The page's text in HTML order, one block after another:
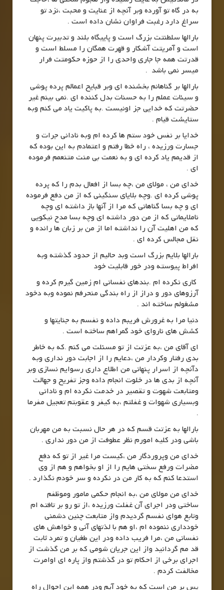
به در گاه تو آورده وبر آنچه از عنایت و محبت ،نزد تو
سراغ دارد رغبت فراوان نشان داده است .
بارالها سلطنتت بزرگ است و پاییگاه بلند و تدبیرت پنهان
است و آمریتت آشکار و قهرت همگان را مسلط است و
قدرتت همه جا جاری واحدی را از حوزه حکومتت فرار
میسر نمی باشد .
بارالها بر گناهانم بخشنده ای وبر قبایح اعمالم پرده پوشی
و سیئات عملم را به حسنات بدل کننده ای .نمی بینم غیر
حضرتت که خدایی جز اونیست .به پاکیت یاد می کنم وبه
ستایشت قیام .
خدایا بر نفس خود ستم ها کرده ام وبه نادانی جرات و
جسارت ورزیده ، راه خطا رفتم و اعتمادم به این بوده که
از قدیمم یاد کرده ای و به نعمت بی منت متنعمم فرموده
ای .
خدای من ، مولای من ،چه بسا از افعال بدم را که پرده
پوشی کرده ای .وچه بلایای سنگینی که از من دفع فرموده
ای و چه بسا گناهانی که مرا از آنها باز داشته ای وچه
ناملایماتی که از من دور داشته ای وچه بسا مدح نیکویی
که من اهلیت آن را نداشته اما از من بر زبان ها رانده و
نقل مجالس کرده ای .
بارالها بلایم بزرگ است وبد حالیم از حدود گذشته وبه
افراط پیوسته ودر خور قابلیت خود
کاری نکرده ام .بندهای نفسانی ام زمین گیرم کرده و
آرزوهای دور و دراز از راه بندگی منحرفم نموده وبه دخود
مشغولم ساخته اند .
دنیا مرا به غرورش فریبم داده و نفسم به جنایتها و
کشش های ناروای خود گمراهم ساخته است .
ای آقای من ،به عزتت از تو مسئلت می کنم .که به خاطر
بدی رفتار وکردار من ،دعایم را از اجابت دور نداری وبه
دآنچه از اسرار پنهانی من اطلاع داری رسوایم نسازی وبر
آنچه از بدی ها در خلوت انجام داده وجز تفریح و جهالت
ومتابعت شهوت و تقصیر در خدمت نکرده ام و نادانی
وبسیاری شهوات و غفلتم ،به کیفر و عقوبتم تعجیل مفرما
.
بارالها به عزتت قسم که در هر حال نسبت به من مهربان
باشی ودر کلیه امورم نظر عطوفت از من دور نداری .
خدای من وپروردگار من ،کیست مرا غیر از تو که دفع
مضرات ورفع سختی هایم را از او بخواهم و هم از وی
استدعا کنم که به کار من در نکرده و سر خودم نگذارد .
خدای من مولای من ،به انجام حکمی مامور وموظفم
ساختی ودر اجرای آن غفلت ورزیده ،از تو رو بر تافته ام
وتابع هوای نفسم گردیدم واز متابعت چنین دشمنی
خودداری ننموده ام ،او هم با لذتهای آنی و خواهش های
نفسانی من ،مرا فریب داده ودر این طغیان و تمرد ثابت
قد مم گردانید واز این جریان شومی که بر من گذشت از
اجرای برخی از احکام تو در گذشتم واز پاره ای اوامرت
مخالفت کردم .
پس بر من است که به خود آیم ودر همه این احوال راه